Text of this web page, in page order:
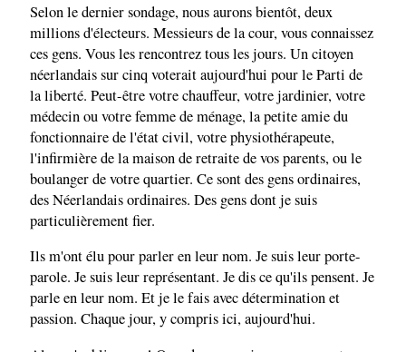
Selon le dernier sondage, nous aurons bientôt, deux
millions d'électeurs. Messieurs de la cour, vous connaissez
ces gens. Vous les rencontrez tous les jours. Un citoyen
néerlandais sur cinq voterait aujourd'hui pour le Parti de
la liberté. Peut-être votre chauffeur, votre jardinier, votre
médecin ou votre femme de ménage, la petite amie du
fonctionnaire de l'état civil, votre physiothérapeute,
l'infirmière de la maison de retraite de vos parents, ou le
boulanger de votre quartier. Ce sont des gens ordinaires,
des Néerlandais ordinaires. Des gens dont je suis
particulièrement fier.
Ils m'ont élu pour parler en leur nom. Je suis leur porte-
parole. Je suis leur représentant. Je dis ce qu'ils pensent. Je
parle en leur nom. Et je le fais avec détermination et
passion. Chaque jour, y compris ici, aujourd'hui.